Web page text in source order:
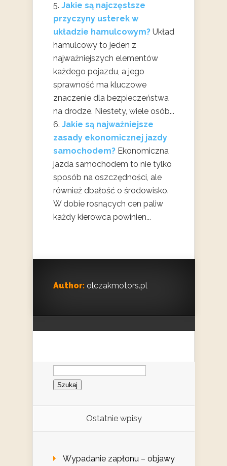
Jakie są najczęstsze
przyczyny usterek w
układzie hamulcowym? Układ
hamulcowy to jeden z
najważniejszych elementów
każdego pojazdu, a jego
sprawność ma kluczowe
znaczenie dla bezpieczeństwa
na drodze. Niestety, wiele osób...
Jakie są najważniejsze
zasady ekonomicznej jazdy
samochodem? Ekonomiczna
jazda samochodem to nie tylko
sposób na oszczędności, ale
również dbałość o środowisko.
W dobie rosnących cen paliw
każdy kierowca powinien...
Author: olczakmotors.pl
Szukaj:
Ostatnie wpisy
Wypadanie zapłonu – objawy